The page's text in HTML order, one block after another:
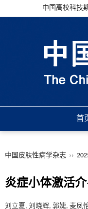
中国高校科技
首
中国皮肤性病学杂志 ››
炎症小体激活
刘立夏, 刘晓辉, 郭婕, 麦凤